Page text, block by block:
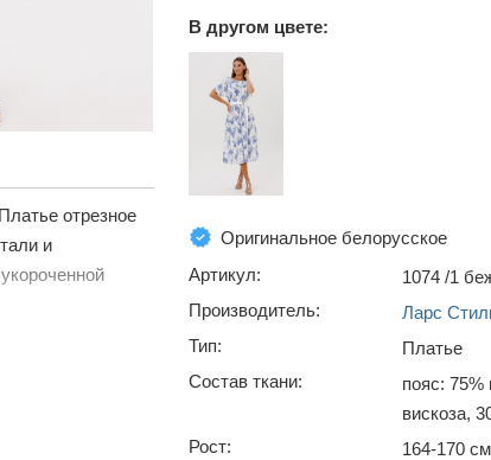
отрезное
и
В другом цвете:
Оригинальное белорусское
Артикул:
1074 /1
Производитель:
Ларс
Тип:
Платье
Состав ткани:
пояс: 75%
вискоза,
Рост:
164-170 см